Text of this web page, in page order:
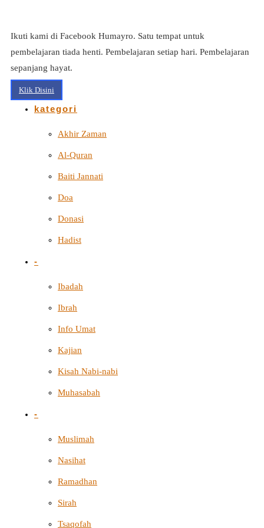
Ikuti kami di Facebook Humayro. Satu tempat untuk
pembelajaran tiada henti. Pembelajaran setiap hari. Pembelajaran
sepanjang hayat.
Klik Disini
kategori
Akhir Zaman
Al-Quran
Baiti Jannati
Doa
Donasi
Hadist
-
Ibadah
Ibrah
Info Umat
Kajian
Kisah Nabi-nabi
Muhasabah
-
Muslimah
Nasihat
Ramadhan
Sirah
Tsaqofah